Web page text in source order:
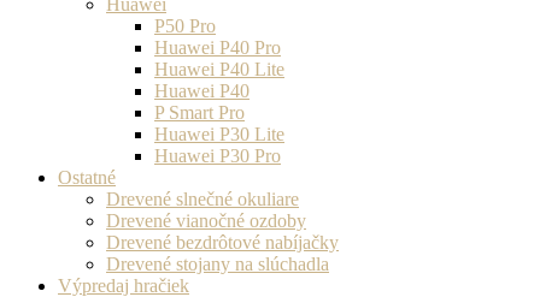
Huawei
P50 Pro
Huawei P40 Pro
Huawei P40 Lite
Huawei P40
P Smart Pro
Huawei P30 Lite
Huawei P30 Pro
Ostatné
Drevené slnečné okuliare
Drevené vianočné ozdoby
Drevené bezdrôtové nabíjačky
Drevené stojany na slúchadla
Výpredaj hračiek